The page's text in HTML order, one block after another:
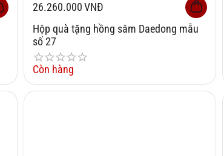
26.260.000VNĐ
Hộp quà tặng hồng sâm Daedong mẫu
số 27
Còn hàng